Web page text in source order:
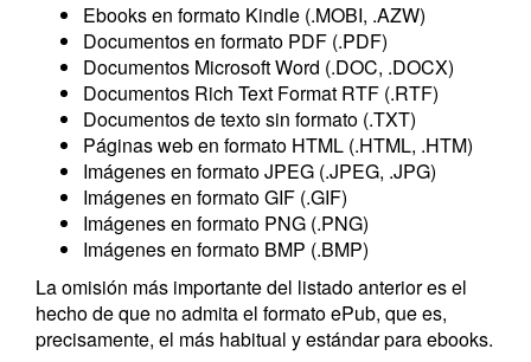
Ebooks en formato Kindle (.MOBI, .AZW)
Documentos en formato PDF (.PDF)
Documentos Microsoft Word (.DOC, .DOCX)
Documentos Rich Text Format RTF (.RTF)
Documentos de texto sin formato (.TXT)
Páginas web en formato HTML (.HTML, .HTM)
Imágenes en formato JPEG (.JPEG, .JPG)
Imágenes en formato GIF (.GIF)
Imágenes en formato PNG (.PNG)
Imágenes en formato BMP (.BMP)
La omisión más importante del listado anterior es el
hecho de que no admita el formato ePub, que es,
precisamente, el más habitual y estándar para ebooks.